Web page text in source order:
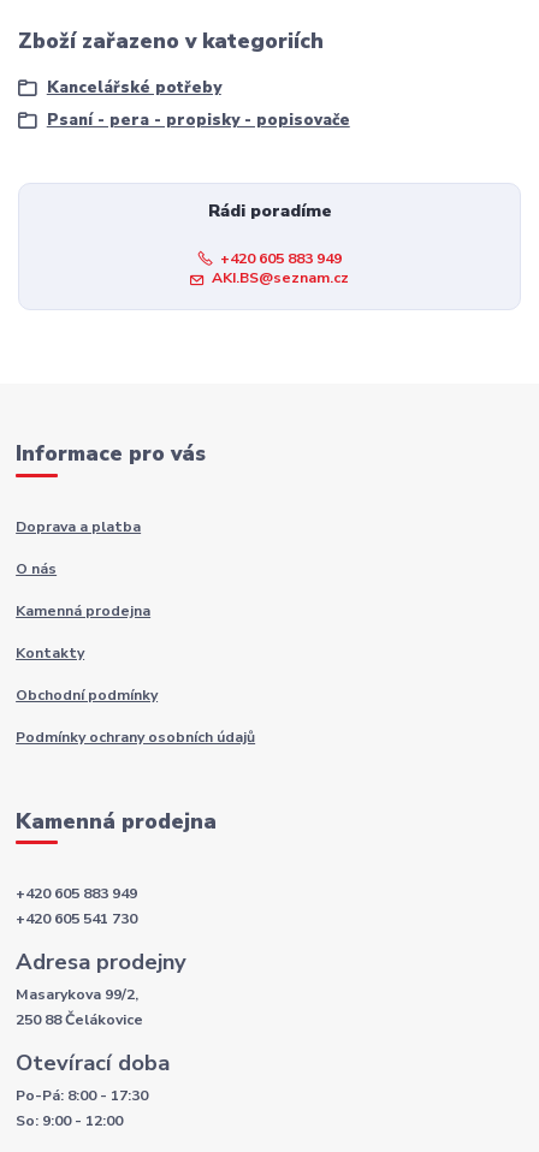
Zboží zařazeno v kategoriích
Kancelářské potřeby
Psaní - pera - propisky - popisovače
Rádi poradíme
+420 605 883 949
AKI.BS@seznam.cz
Informace pro vás
Doprava a platba
O nás
Kamenná prodejna
Kontakty
Obchodní podmínky
Podmínky ochrany osobních údajů
Kamenná prodejna
+420 605 883 949
+420 605 541 730
Adresa prodejny
Masarykova 99/2,
250 88 Čelákovice
Otevírací doba
Po-Pá: 8:00 - 17:30
So: 9:00 - 12:00